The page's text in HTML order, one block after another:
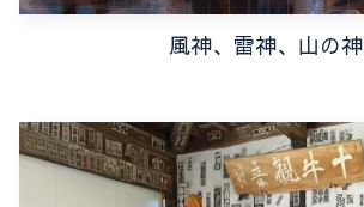
風神、雷神、山の神